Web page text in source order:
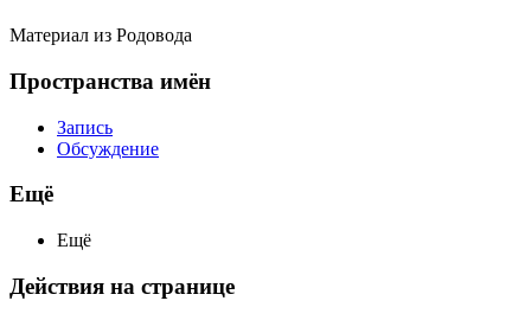
Материал из Родовода
Пространства имён
Запись
Обсуждение
Ещё
Ещё
Действия на странице